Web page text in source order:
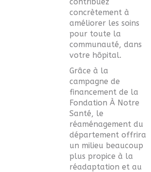
concrètement à
améliorer les soins
pour toute la
communauté, dans
votre hôpital.
Grâce à la
campagne de
financement de la
Fondation À Notre
Santé, le
réaménagement du
département offrira
un milieu beaucoup
plus propice à la
réadaptation et au